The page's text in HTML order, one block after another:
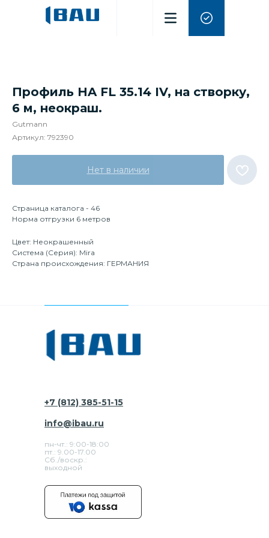
Профиль HA FL 35.14 IV, на створку,
6 м, неокраш.
Gutmann
Артикул: 792390
Нет в наличии
Страница каталога - 46
Норма отгрузки 6 метров
Цвет: Неокрашенный
Система (Серия): Mira
Страна происхождения: ГЕРМАНИЯ
+7 (812) 385-51-15
пн-чт.: 9:00-18:00
пт.: 9.00-17.00
Сб./воскр.:
выходной
info@ibau.ru